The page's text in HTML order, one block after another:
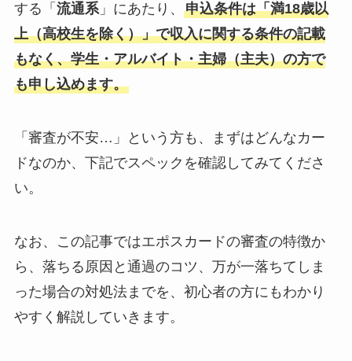
する「 流通系」にあたり、 申込条件は「満18歳以
上（高校生を除く）」で収入に関する条件の記載
もなく、学生・アルバイト・主婦（主夫）の方で
も申し込めます。
「審査が不安…」という方も、まずはどんなカー
ドなのか、下記でスペックを確認してみてくださ
い。
なお、この記事ではエポスカードの審査の特徴か
ら、落ちる原因と通過のコツ、万が一落ちてしま
った場合の対処法までを、初心者の方にもわかり
やすく解説していきます。